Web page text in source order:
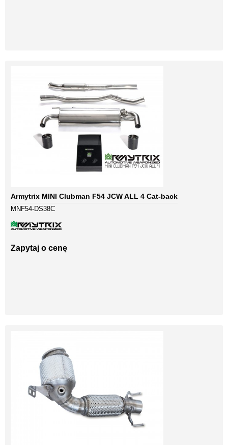
Armytrix MINI Clubman F54 JCW ALL 4 Cat-back
MNF54-DS38C
Zapytaj o cenę